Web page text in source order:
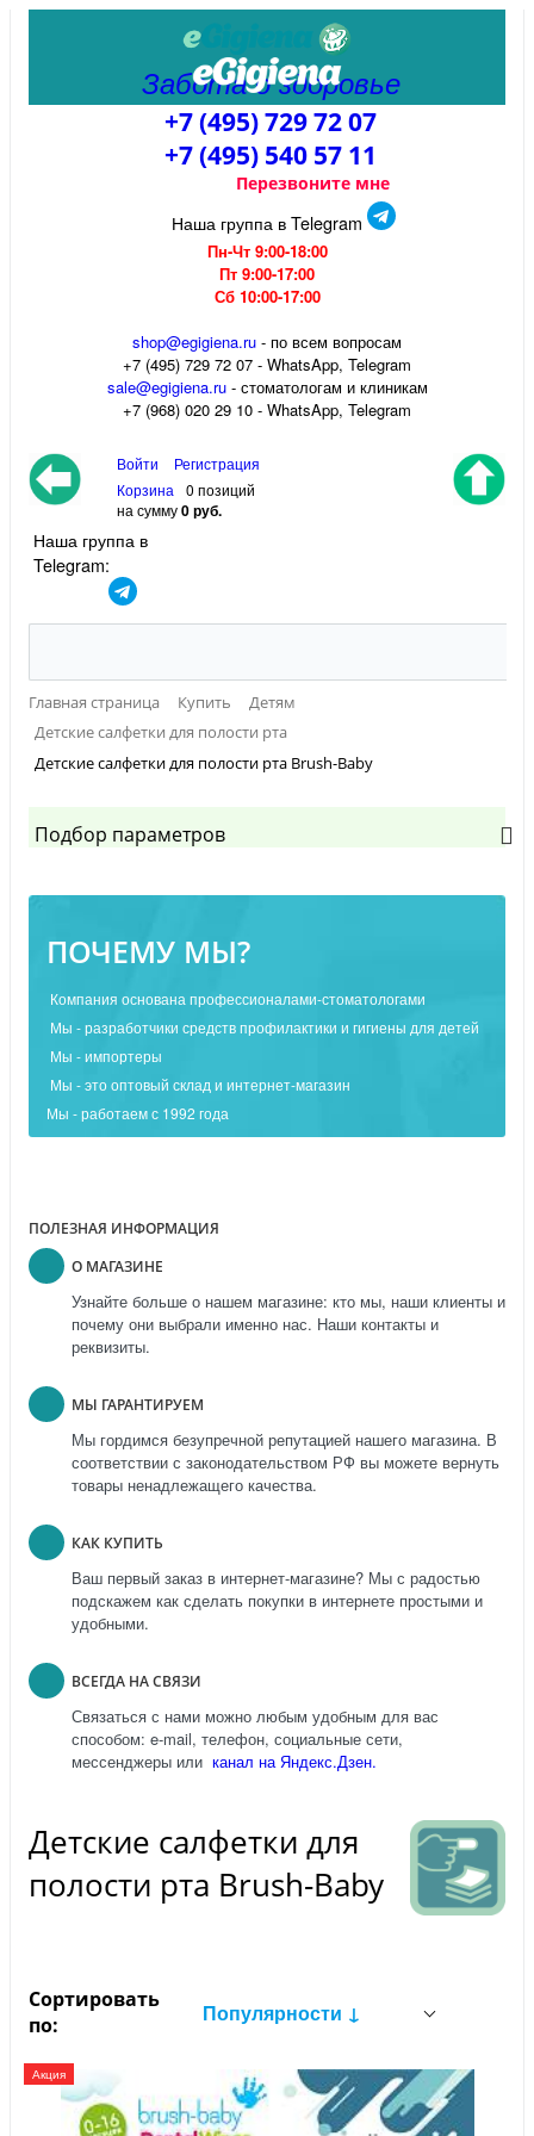
Забота о здоровье
+7 (495) 729 72 07
+7 (495) 540 57 11
Перезвоните мне
Наша группа в Telegram
Пн-Чт 9:00-18:00
Пт 9:00-17:00
Сб 10:00-17:00
shop@egigiena.ru - по всем вопросам
‎+7 (495) 729 72 07 - WhatsApp, Telegram
sale@egigiena.ru- стоматологам и клиникам
+7 (968) 020 29 10 - WhatsApp, Telegram
Войти
Регистрация
Корзина
0 позиций
на сумму0 руб.
Наша группа в
Telegram:
Главная страница Купить
Детям
Детские салфетки для полости рта
Детские салфетки для полости рта Brush-Baby
Подбор параметров
ПОЧЕМУ МЫ?
Компания основана профессионалами-стоматологами
Мы - разработчики средств профилактики и гигиены для детей
Мы - импортеры
Мы - это оптовый склад и интернет-магазин
Мы - работаем с 1992 года
ПОЛЕЗНАЯ ИНФОРМАЦИЯ
О МАГАЗИНЕ
Узнайте больше о нашем магазине: кто мы, наши клиенты и
почему они выбрали именно нас. Наши контакты и
реквизиты.
МЫ ГАРАНТИРУЕМ
Мы гордимся безупречной репутацией нашего магазина. В
соответствии с законодательством РФ вы можете вернуть
товары ненадлежащего качества.
КАК КУПИТЬ
Ваш первый заказ в интернет-магазине? Мы с радостью
подскажем как сделать покупки в интернете простыми и
удобными.
ВСЕГДА НА СВЯЗИ
Связаться с нами можно любым удобным для вас
способом: e-mail, телефон, социальные сети,
мессенджеры или канал на Яндекс.Дзен.
Детские салфетки для
полости рта Brush-Baby
Сортировать
по:
Популярности ↓
Акция